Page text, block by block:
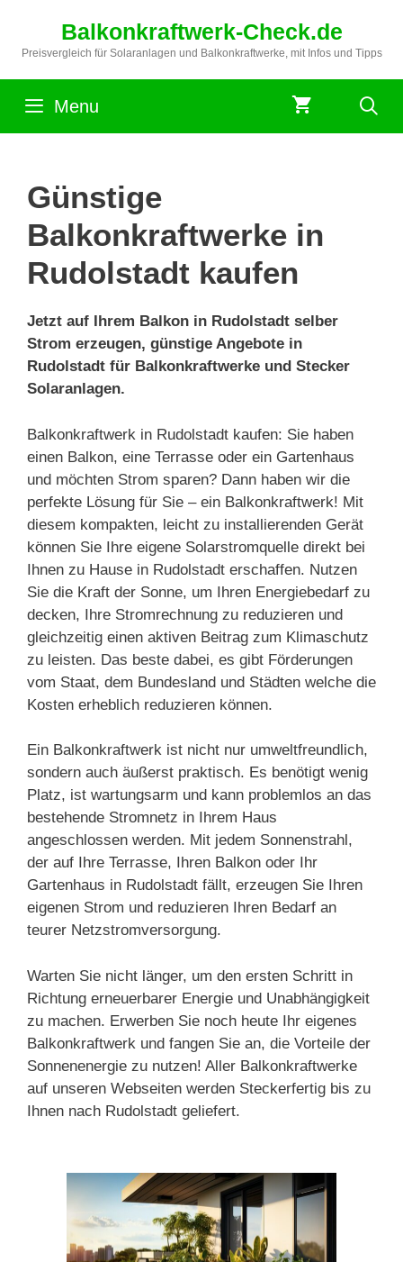
springen
Balkonkraftwerk-Check.de
Preisvergleich für Solaranlagen und Balkonkraftwerke, mit Infos und Tipps
Menu
Günstige
Balkonkraftwerke in
Rudolstadt kaufen
Jetzt auf Ihrem Balkon in Rudolstadt selber
Strom erzeugen, günstige Angebote in
Rudolstadt für Balkonkraftwerke und Stecker
Solaranlagen.
Balkonkraftwerk in Rudolstadt kaufen: Sie haben
einen Balkon, eine Terrasse oder ein Gartenhaus
und möchten Strom sparen? Dann haben wir die
perfekte Lösung für Sie – ein Balkonkraftwerk! Mit
diesem kompakten, leicht zu installierenden Gerät
können Sie Ihre eigene Solarstromquelle direkt bei
Ihnen zu Hause in Rudolstadt erschaffen. Nutzen
Sie die Kraft der Sonne, um Ihren Energiebedarf zu
decken, Ihre Stromrechnung zu reduzieren und
gleichzeitig einen aktiven Beitrag zum Klimaschutz
zu leisten. Das beste dabei, es gibt Förderungen
vom Staat, dem Bundesland und Städten welche die
Kosten erheblich reduzieren können.
Ein Balkonkraftwerk ist nicht nur umweltfreundlich,
sondern auch äußerst praktisch. Es benötigt wenig
Platz, ist wartungsarm und kann problemlos an das
bestehende Stromnetz in Ihrem Haus
angeschlossen werden. Mit jedem Sonnenstrahl,
der auf Ihre Terrasse, Ihren Balkon oder Ihr
Gartenhaus in Rudolstadt fällt, erzeugen Sie Ihren
eigenen Strom und reduzieren Ihren Bedarf an
teurer Netzstromversorgung.
Warten Sie nicht länger, um den ersten Schritt in
Richtung erneuerbarer Energie und Unabhängigkeit
zu machen. Erwerben Sie noch heute Ihr eigenes
Balkonkraftwerk und fangen Sie an, die Vorteile der
Sonnenenergie zu nutzen! Aller Balkonkraftwerke
auf unseren Webseiten werden Steckerfertig bis zu
Ihnen nach Rudolstadt geliefert.